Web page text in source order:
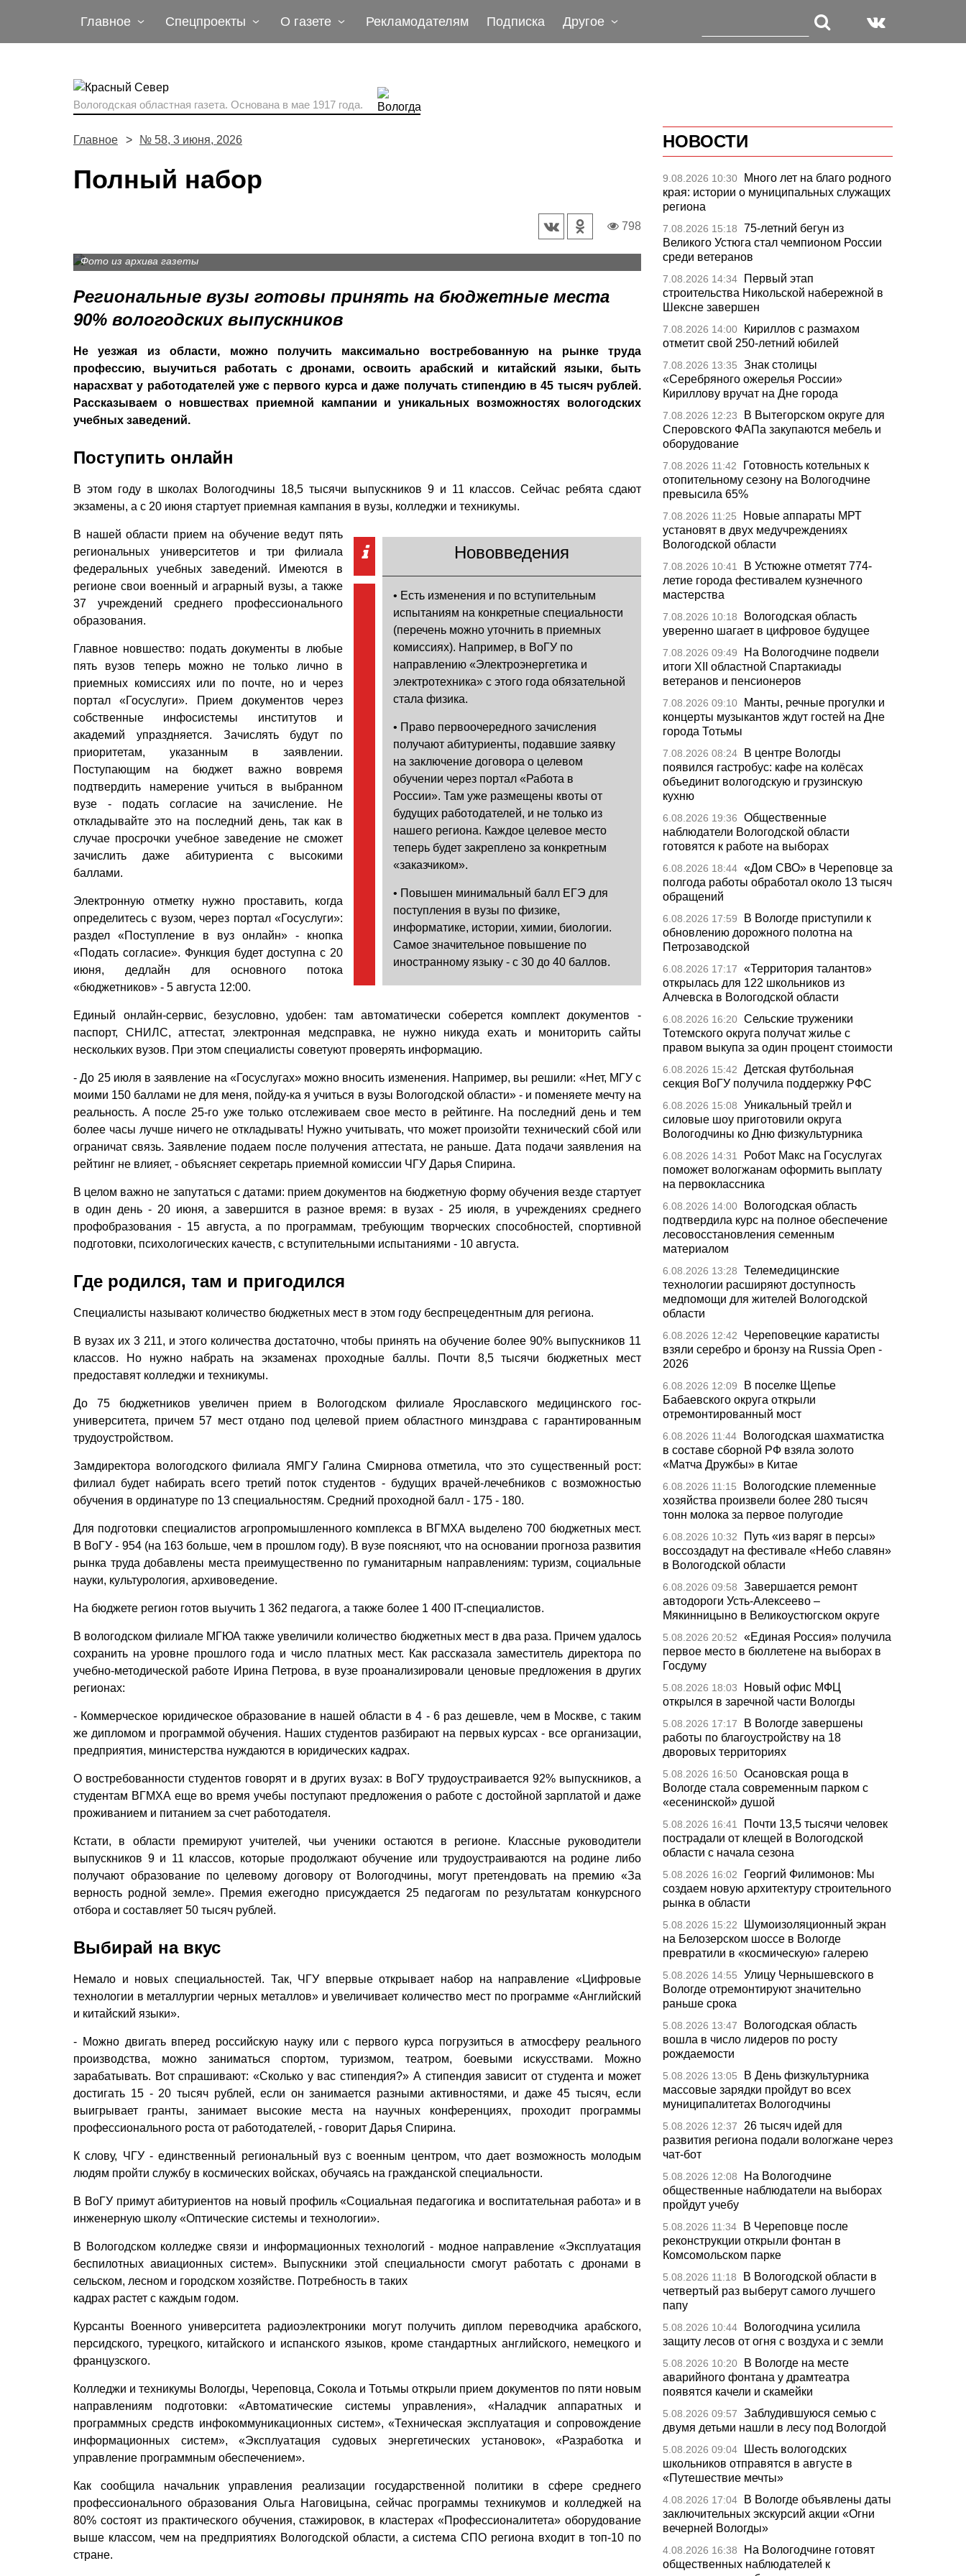
Главное Спецпроекты О газете Рекламодателям Подписка Другое
Вологодская областная газета. Основана в мае 1917 года.
Главное № 58, 3 июня, 2026
Полный набор
798
Фото из архива газеты
Региональные вузы готовы принять на бюджетные места
90% вологодских выпускников
Не уезжая из области, можно получить максимально востребованную на рынке труда
профессию, выучиться работать с дронами, освоить арабский и китайский языки, быть
нарасхват у работодателей уже с первого курса и даже получать стипендию в 45 тысяч рублей.
Рассказываем о новшествах приемной кампании и уникальных возможностях вологодских
учебных заведений.
Поступить онлайн
В этом году в школах Вологодчины 18,5 тысячи выпускников 9 и 11 классов. Сейчас ребята сдают
экзамены, а с 20 июня стартует приемная кампания в вузы, колледжи и техникумы.
Нововведения
• Есть изменения и по вступительным
испытаниям на конкретные специальности
(перечень можно уточнить в приемных
комиссиях). Например, в ВоГУ по
направлению «Электроэнергетика и
электротехника» с этого года обязательной
стала физика.
• Право первоочередного зачисления
получают абитуриенты, подавшие заявку
на заключение договора о целевом
обучении через портал «Работа в
России». Там уже размещены квоты от
будущих работодателей, и не только из
нашего региона. Каждое целевое место
теперь будет закреплено за конкретным
«заказчиком».
• Повышен минимальный балл ЕГЭ для
поступления в вузы по физике,
информатике, истории, химии, биологии.
Самое значительное повышение по
иностранному языку - с 30 до 40 баллов.
В нашей области прием на обу­чение ведут пять
региональных университетов и три филиала
федеральных учебных заведений. Имеются в
регионе свои военный и аграрный вузы, а также
37 учреждений среднего профессионального
образования.
Главное новшество: подать документы в любые
пять вузов теперь можно не только лично в
приемных комиссиях или по поч­те, но и через
портал «Госуслуги». Прием документов через
собственные инфосистемы институтов и
академий упраздняется. Зачислять будут по
приоритетам, указанным в заявлении.
Поступающим на бюджет важно вовремя
подтвердить намерение учиться в выбранном
вузе - подать согласие на зачисление. Не
откладывайте это на последний день, так как в
случае просрочки учебное заведение не сможет
зачислить даже абитуриента с высокими
баллами.
Электронную отметку нужно проставить, когда
определитесь с вузом, через портал «Госуслуги»:
раздел «Поступление в вуз онлайн» - кнопка
«Подать согласие». Функция будет доступна с 20
июня, дедлайн для основного потока
«бюджетников» - 5 августа 12:00.
Единый онлайн-сервис, безусловно, удобен: там автоматически соберется комплект документов -
паспорт, СНИЛС, аттестат, электронная медсправка, не нужно никуда ехать и мониторить сайты
нескольких вузов. При этом специалисты советуют проверять информацию.
- До 25 июля в заявление на «Госуслугах» можно вносить изменения. Например, вы решили: «Нет, МГУ с
моими 150 баллами не для меня, пойду-ка я учиться в вузы Вологодской области» - и поменяете мечту на
реальность. А после 25-го уже только отслеживаем свое место в рейтинге. На последний день и тем
более часы лучше ничего не откладывать! Нужно учитывать, что может произойти технический сбой или
ограничат связь. Заявление подаем после получения аттестата, не раньше. Дата подачи заявления на
рейтинг не влияет, - объясняет секретарь приемной комиссии ЧГУ Дарья Спирина.
В целом важно не запутаться с датами: прием документов на бюджетную форму обучения везде стартует
в один день - 20 июня, а завершится в разное время: в вузах - 25 июля, в учреждениях среднего
профобразования - 15 августа, а по программам, требующим творческих способностей, спортивной
подготовки, психологических качеств, с вступительными испытаниями - 10 августа.
Где родился, там и пригодился
Специалисты называют количество бюджетных мест в этом году беспрецедентным для региона.
В вузах их 3 211, и этого количества достаточно, чтобы принять на обучение более 90% выпускников 11
классов. Но нужно набрать на экзаменах проходные баллы. Почти 8,5 тысячи бюджетных мест
предоставят колледжи и техникумы.
До 75 бюджетников увеличен прием в Вологодском филиале Ярославского медицинского гос-
университета, причем 57 мест отдано под целевой прием областного минздрава с гарантированным
трудоустройством.
Замдиректора вологодского филиала ЯМГУ Галина Смирнова отметила, что это существенный рост:
филиал будет набирать всего третий поток студентов - будущих врачей-лечебников с возможностью
обучения в ординатуре по 13 специальностям. Средний проходной балл - 175 - 180.
Для подготовки специалистов агропромышленного комплекса в ВГМХА выделено 700 бюджетных мест.
В ВоГУ - 954 (на 163 больше, чем в прошлом году). В вузе поясняют, что на основании прогноза развития
рынка труда добавлены места преимущественно по гуманитарным направлениям: туризм, социальные
науки, культурология, архивоведение.
На бюджете регион готов вы­учить 1 362 педагога, а также более 1 400 IT-специалистов.
В вологодском филиале МГЮА также увеличили количество бюджетных мест в два раза. Причем удалось
сохранить на уровне прошлого года и число платных мест. Как рассказала заместитель директора по
учебно-методической работе Ирина Петрова, в вузе проанализировали ценовые предложения в других
регионах:
- Коммерческое юридическое образование в нашей области в 4 - 6 раз дешевле, чем в Москве, с таким
же дипломом и программой обучения. Наших студентов разбирают на первых курсах - все организации,
предприятия, министерства нуждаются в юридических кадрах.
О востребованности студентов говорят и в других вузах: в ВоГУ трудоустраивается 92% выпускников, а
студентам ВГМХА еще во время учебы поступают предложения о работе с достойной зарплатой и даже
проживанием и питанием за счет работодателя.
Кстати, в области премируют учителей, чьи ученики остаются в регионе. Классные руководители
выпускников 9 и 11 классов, которые продолжают обучение или трудоустраиваются на родине либо
получают образование по целевому договору от Вологодчины, могут претендовать на премию «За
верность родной земле». Премия ежегодно присуждается 25 педагогам по результатам конкурсного
отбора и составляет 50 тысяч рублей.
Выбирай на вкус
Немало и новых специальностей. Так, ЧГУ впервые открывает набор на направление «Цифровые
технологии в металлургии черных металлов» и увеличивает количество мест по программе «Английский
и китайский языки».
- Можно двигать вперед российскую науку или с первого курса погрузиться в атмосферу реального
производства, можно заниматься спортом, туризмом, театром, боевыми искусствами. Можно
зарабатывать. Вот спрашивают: «Сколько у вас стипендия?» А стипендия зависит от студента и может
достигать 15 - 20 тысяч рублей, если он занимается разными активностями, и даже 45 тысяч, если
выигрывает гранты, занимает высокие места на научных конференциях, проходит программы
профессионального роста от работодателей, - говорит Дарья Спирина.
К слову, ЧГУ - единственный региональный вуз с военным центром, что дает возможность молодым
людям пройти службу в космических войсках, обучаясь на гражданской специальности.
В ВоГУ примут абитуриентов на новый профиль «Социальная педагогика и воспитательная работа» и в
инженерную школу «Оптические системы и технологии».
В Вологодском колледже связи и информационных технологий - модное направление «Эксплуатация
беспилотных авиационных систем». Выпускники этой специальности смогут работать с дронами в
сельском, лесном и городском хозяйстве. Потребность в таких
кадрах растет с каждым годом.
Курсанты Военного университета радиоэлектроники могут получить диплом переводчика арабского,
персидского, турецкого, китайского и испанского языков, кроме стандартных английского, немецкого и
французского.
Колледжи и техникумы Вологды, Череповца, Сокола и Тотьмы открыли прием документов по пяти новым
направлениям подготовки: «Автоматические системы управления», «Наладчик аппаратных и
программных средств инфокоммуникационных систем», «Техническая эксплуатация и сопровождение
информационных систем», «Эксплуатация судовых энергетических установок», «Разработка и
управление программным обеспечением».
Как сообщила начальник управления реализации государственной политики в сфере среднего
профессионального образования Ольга Наговицына, сейчас программы техникумов и колледжей на
80% состоят из практического обучения, стажировок, в кластерах «Профессионалитета» оборудование
выше классом, чем на предприятиях Вологодской области, а система СПО региона входит в топ-10 по
стране.
НОВОСТИ
9.08.2026 10:30
Много лет на благо родного
края: истории о муниципальных служащих
региона
7.08.2026 15:18
75-летний бегун из
Великого Устюга стал чемпионом России
среди ветеранов
7.08.2026 14:34
Первый этап
строительства Никольской набережной в
Шексне завершен
7.08.2026 14:00
Кириллов с размахом
отметит свой 250-летний юбилей
7.08.2026 13:35
Знак столицы
«Серебряного ожерелья России»
Кириллову вручат на Дне города
7.08.2026 12:23
В Вытегорском округе для
Сперовского ФАПа закупаются мебель и
оборудование
7.08.2026 11:42
Готовность котельных к
отопительному сезону на Вологодчине
превысила 65%
7.08.2026 11:25
Новые аппараты МРТ
установят в двух медучреждениях
Вологодской области
7.08.2026 10:41
В Устюжне отметят 774-
летие города фестивалем кузнечного
мастерства
7.08.2026 10:18
Вологодская область
уверенно шагает в цифровое будущее
7.08.2026 09:49
На Вологодчине подвели
итоги XII областной Спартакиады
ветеранов и пенсионеров
7.08.2026 09:10
Манты, речные прогулки и
концерты музыкантов ждут гостей на Дне
города Тотьмы
7.08.2026 08:24
В центре Вологды
появился гастробус: кафе на колёсах
объединит вологодскую и грузинскую
кухню
6.08.2026 19:36
Общественные
наблюдатели Вологодской области
готовятся к работе на выборах
6.08.2026 18:44 «Дом СВО» в Череповце за
полгода работы обработал около 13 тысяч
обращений
6.08.2026 17:59
В Вологде приступили к
обновлению дорожного полотна на
Петрозаводской
6.08.2026 17:17
«Территория талантов»
открылась для 122 школьников из
Алчевска в Вологодской области
6.08.2026 16:20 Сельские труженики
Тотемского округа получат жилье с
правом выкупа за один процент стоимости
6.08.2026 15:42
Детская футбольная
секция ВоГУ получила поддержку РФС
6.08.2026 15:08
Уникальный трейл и
силовые шоу приготовили округа
Вологодчины ко Дню физкультурника
6.08.2026 14:31
Робот Макс на Госуслугах
поможет вологжанам оформить выплату
на первоклассника
6.08.2026 14:00
Вологодская область
подтвердила курс на полное обеспечение
лесовосстановления семенным
материалом
6.08.2026 13:28
Телемедицинские
технологии расширяют доступность
медпомощи для жителей Вологодской
области
6.08.2026 12:42
Череповецкие каратисты
взяли серебро и бронзу на Russia Open -
2026
6.08.2026 12:09
В поселке Щепье
Бабаевского округа открыли
отремонтированный мост
6.08.2026 11:44
Вологодская шахматистка
в составе сборной РФ взяла золото
«Матча Дружбы» в Китае
6.08.2026 11:15
Вологодские племенные
хозяйства произвели более 280 тысяч
тонн молока за первое полугодие
6.08.2026 10:32
Путь «из варяг в персы»
воссоздадут на фестивале «Небо славян»
в Вологодской области
6.08.2026 09:58
Завершается ремонт
автодороги Усть-Алексеево –
Мякинницыно в Великоустюгском округе
5.08.2026 20:52
«Единая Россия» получила
первое место в бюллетене на выборах в
Госдуму
5.08.2026 18:03
Новый офис МФЦ
открылся в заречной части Вологды
5.08.2026 17:17
В Вологде завершены
работы по благоустройству на 18
дворовых территориях
5.08.2026 16:50 Осановская роща в
Вологде стала современным парком с
«есенинской» душой
5.08.2026 16:41
Почти 13,5 тысячи человек
пострадали от клещей в Вологодской
области с начала сезона
5.08.2026 16:02
Георгий Филимонов: Мы
создаем новую архитектуру строительного
рынка в области
5.08.2026 15:22
Шумоизоляционный экран
на Белозерском шоссе в Вологде
превратили в «космическую» галерею
5.08.2026 14:55
Улицу Чернышевского в
Вологде отремонтируют значительно
раньше срока
5.08.2026 13:47
Вологодская область
вошла в число лидеров по росту
рождаемости
5.08.2026 13:05
В День физкультурника
массовые зарядки пройдут во всех
муниципалитетах Вологодчины
5.08.2026 12:37
26 тысяч идей для
развития региона подали вологжане через
чат-бот
5.08.2026 12:08
На Вологодчине
общественные наблюдатели на выборах
пройдут учебу
5.08.2026 11:34
В Череповце после
реконструкции открыли фонтан в
Комсомольском парке
5.08.2026 11:18
В Вологодской области в
четвертый раз выберут самого лучшего
папу
5.08.2026 10:44
Вологодчина усилила
защиту лесов от огня с воздуха и с земли
5.08.2026 10:20
В Вологде на месте
аварийного фонтана у драмтеатра
появятся качели и скамейки
5.08.2026 09:57
Заблудившуюся семью с
двумя детьми нашли в лесу под Вологдой
5.08.2026 09:04
Шесть вологодских
школьников отправятся в августе в
«Путешествие мечты»
4.08.2026 17:04
В Вологде объявлены даты
заключительных экскурсий акции «Огни
вечерней Вологды»
4.08.2026 16:38
На Вологодчине готовят
общественных наблюдателей к